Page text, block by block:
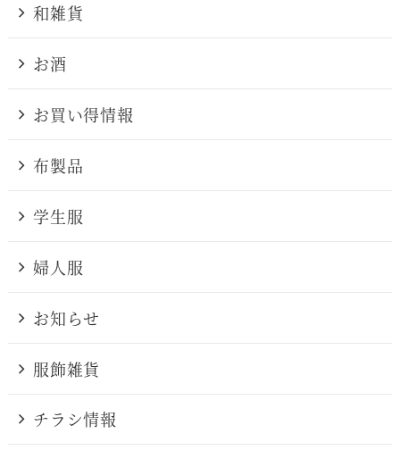
和雑貨
お酒
お買い得情報
布製品
学生服
婦人服
お知らせ
服飾雑貨
チラシ情報